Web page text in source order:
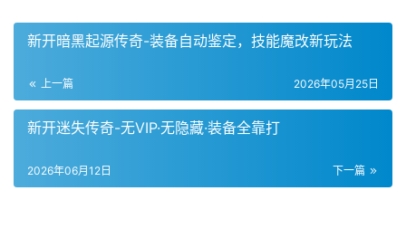
新开暗黑起源传奇-装备自动鉴定，技能魔改新玩法
上一篇 2026年05月25日
新开迷失传奇-无VIP·无隐藏·装备全靠打
下一篇
2026年06月12日